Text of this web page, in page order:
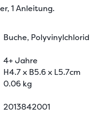
1 Anleitung.
Buche, Polyvinylchlorid
4+ Jahre
H4.7 x B5.6 x L5.7cm
0.06 kg
2013842001